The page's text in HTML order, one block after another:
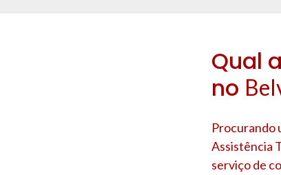
Qual
no
Procurando
Assistência
serviço de